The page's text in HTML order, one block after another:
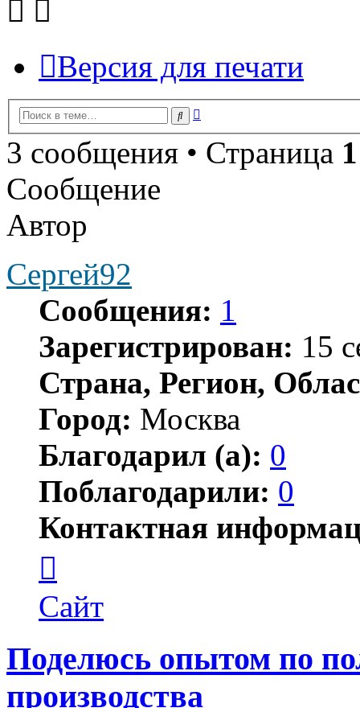
Версия для печати
Поиск
3 сообщения • Страница 1
Сообщение
Автор
Сергей92
Сообщения: 1
Зарегистрирован: 15
Страна, Регион,
Город: Москва
Благодарил (а): 0
Поблагодарили: 0
Контактная
пользователя
Сергей92
Сайт
Поделюсь опытом по
производства